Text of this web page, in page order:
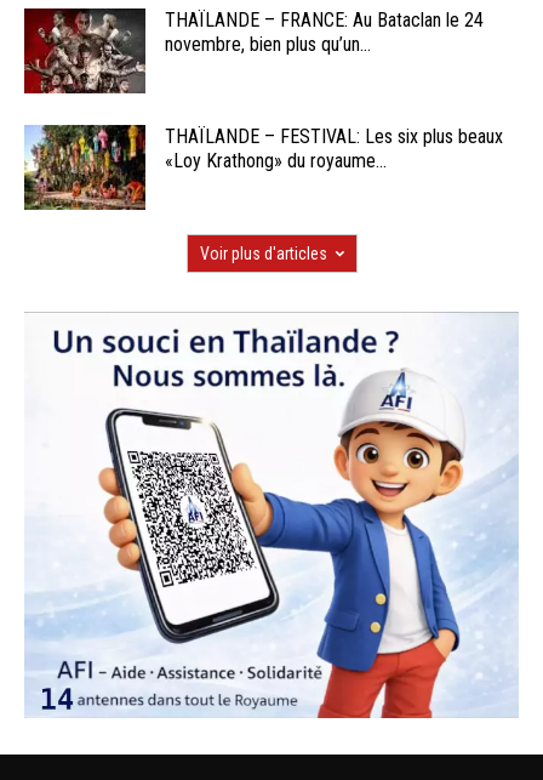
THAÏLANDE – FRANCE: Au Bataclan le 24
novembre, bien plus qu’un...
THAÏLANDE – FESTIVAL: Les six plus beaux
«Loy Krathong» du royaume...
Voir plus d'articles